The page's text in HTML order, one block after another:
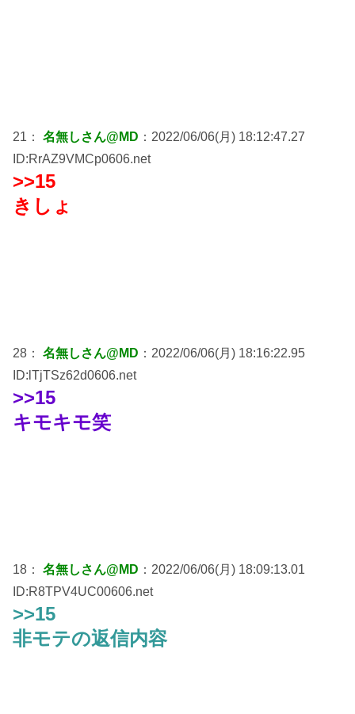
21： 名無しさん@MD ：2022/06/06(月) 18:12:47.27
ID:RrAZ9VMCp0606.net
>>15
きしょ
28： 名無しさん@MD ：2022/06/06(月) 18:16:22.95
ID:lTjTSz62d0606.net
>>15
キモキモ笑
18： 名無しさん@MD ：2022/06/06(月) 18:09:13.01
ID:R8TPV4UC00606.net
>>15
非モテの返信内容